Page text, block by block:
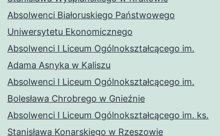
Absolwenci Białoruskiego Państwowego
Uniwersytetu Ekonomicznego
Absolwenci I Liceum Ogólnokształcącego im.
Adama Asnyka w Kaliszu
Absolwenci I Liceum Ogólnokształcącego im.
Bolesława Chrobrego w Gnieźnie
Absolwenci I Liceum Ogólnokształcącego im. ks.
Stanisława Konarskiego w Rzeszowie